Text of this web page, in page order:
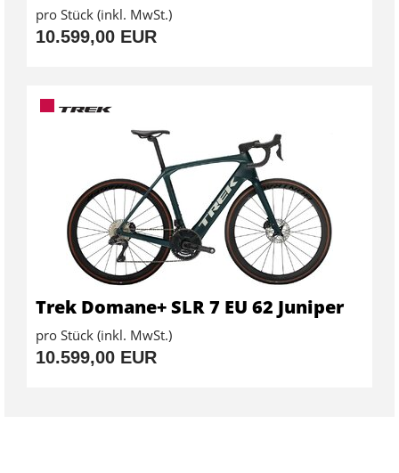
pro Stück (inkl. MwSt.)
10.599,00 EUR
Trek Domane+ SLR 7 EU 62 Juniper
pro Stück (inkl. MwSt.)
10.599,00 EUR